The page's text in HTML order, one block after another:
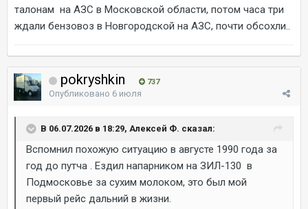
талонам на АЗС в Московской области, потом часа три
ждали бензовоз в Новгородской на АЗС, почти обсохли..
pokryshkin 737
Опубликовано 6 июля
В 06.07.2026 в 18:29, Алексей Ф. сказал:
Вспомнил похожую ситуацию в августе 1990 года за
год до путча . Ездил напарником на ЗИЛ-130 в
Подмосковье за сухим молоком, это был мой
первый рейс дальний в жизни.